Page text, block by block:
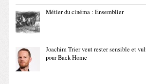
Métier du cinéma : Ensemblier
Joachim Trier veut rester sensible et
pour Back Home